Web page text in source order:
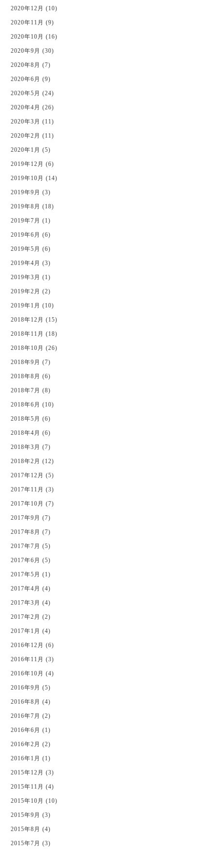
2020年12月 (10)
2020年11月 (9)
2020年10月 (16)
2020年9月 (30)
2020年8月 (7)
2020年6月 (9)
2020年5月 (24)
2020年4月 (26)
2020年3月 (11)
2020年2月 (11)
2020年1月 (5)
2019年12月 (6)
2019年10月 (14)
2019年9月 (3)
2019年8月 (18)
2019年7月 (1)
2019年6月 (6)
2019年5月 (6)
2019年4月 (3)
2019年3月 (1)
2019年2月 (2)
2019年1月 (10)
2018年12月 (15)
2018年11月 (18)
2018年10月 (26)
2018年9月 (7)
2018年8月 (6)
2018年7月 (8)
2018年6月 (10)
2018年5月 (6)
2018年4月 (6)
2018年3月 (7)
2018年2月 (12)
2017年12月 (5)
2017年11月 (3)
2017年10月 (7)
2017年9月 (7)
2017年8月 (7)
2017年7月 (5)
2017年6月 (5)
2017年5月 (1)
2017年4月 (4)
2017年3月 (4)
2017年2月 (2)
2017年1月 (4)
2016年12月 (6)
2016年11月 (3)
2016年10月 (4)
2016年9月 (5)
2016年8月 (4)
2016年7月 (2)
2016年6月 (1)
2016年2月 (2)
2016年1月 (1)
2015年12月 (3)
2015年11月 (4)
2015年10月 (10)
2015年9月 (3)
2015年8月 (4)
2015年7月 (3)